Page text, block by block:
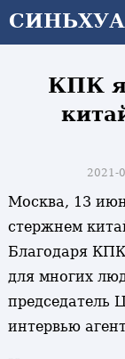
СИНЬХУА
КПК
2021-
Москва, 13
стержнем
Благодаря
для многих
председатель
интервью